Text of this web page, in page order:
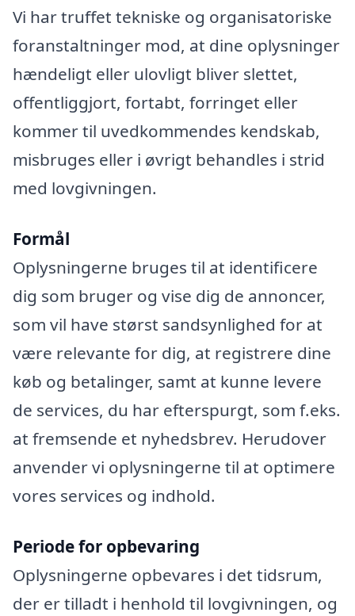
Vi har truffet tekniske og organisatoriske
foranstaltninger mod, at dine oplysninger
hændeligt eller ulovligt bliver slettet,
offentliggjort, fortabt, forringet eller
kommer til uvedkommendes kendskab,
misbruges eller i øvrigt behandles i strid
med lovgivningen.
Formål
Oplysningerne bruges til at identificere
dig som bruger og vise dig de annoncer,
som vil have størst sandsynlighed for at
være relevante for dig, at registrere dine
køb og betalinger, samt at kunne levere
de services, du har efterspurgt, som f.eks.
at fremsende et nyhedsbrev. Herudover
anvender vi oplysningerne til at optimere
vores services og indhold.
Periode for opbevaring
Oplysningerne opbevares i det tidsrum,
der er tilladt i henhold til lovgivningen, og